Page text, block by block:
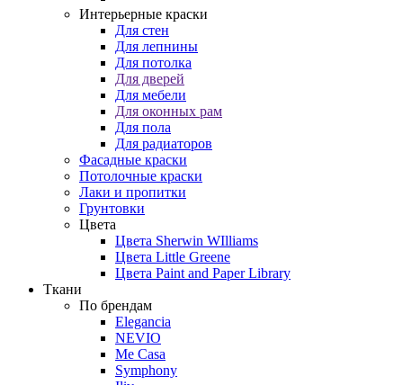
Интерьерные краски
Для стен
Для лепнины
Для потолка
Для дверей
Для мебели
Для оконных рам
Для пола
Для радиаторов
Фасадные краски
Потолочные краски
Лаки и пропитки
Грунтовки
Цвета
Цвета Sherwin WIlliams
Цвета Little Greene
Цвета Paint and Paper Library
Ткани
По брендам
Elegancia
NEVIO
Me Casa
Symphony